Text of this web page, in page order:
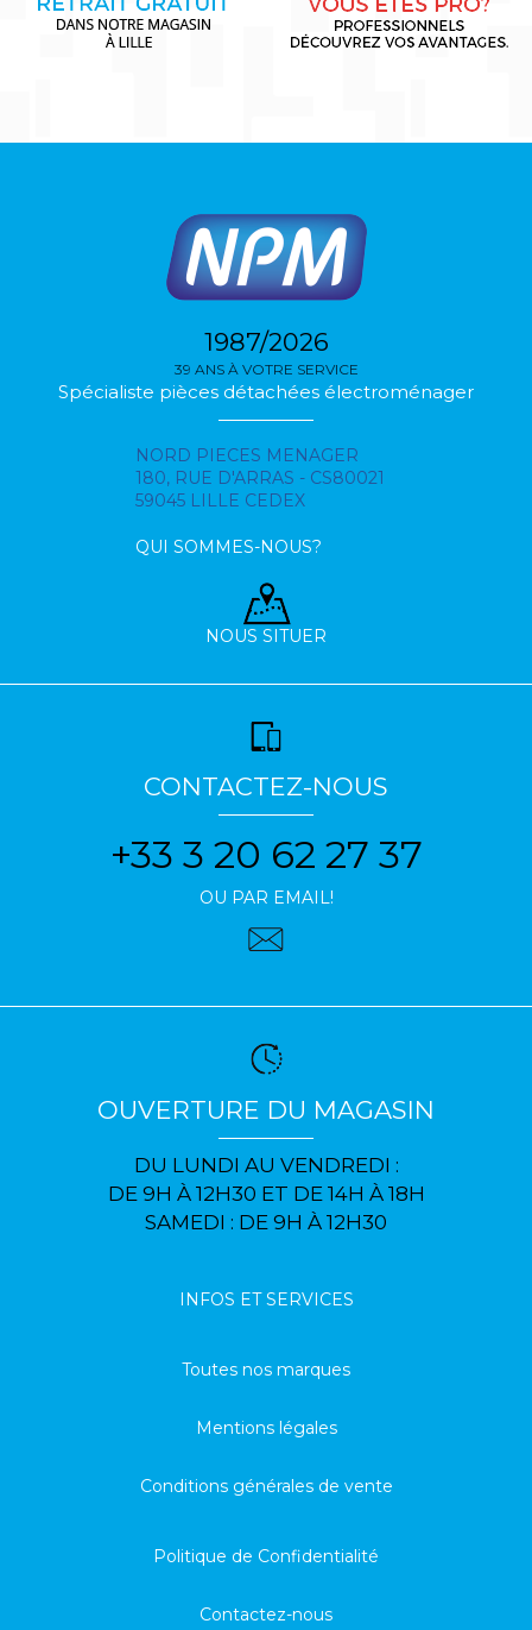
1987/2026
39 ANS À VOTRE SERVICE
Spécialiste pièces détachées électroménager
NORD PIECES MENAGER
180, RUE D'ARRAS - CS80021
59045 LILLE CEDEX
QUI SOMMES-NOUS?
NOUS SITUER
CONTACTEZ-NOUS
+33 3 20 62 27 37
OU PAR EMAIL!
OUVERTURE DU MAGASIN
DU LUNDI AU VENDREDI :
DE 9H À 12H30 ET DE 14H À 18H
SAMEDI : DE 9H À 12H30
INFOS ET SERVICES
Toutes nos marques
Mentions légales
Conditions générales de vente
Politique de Confidentialité
Contactez-nous